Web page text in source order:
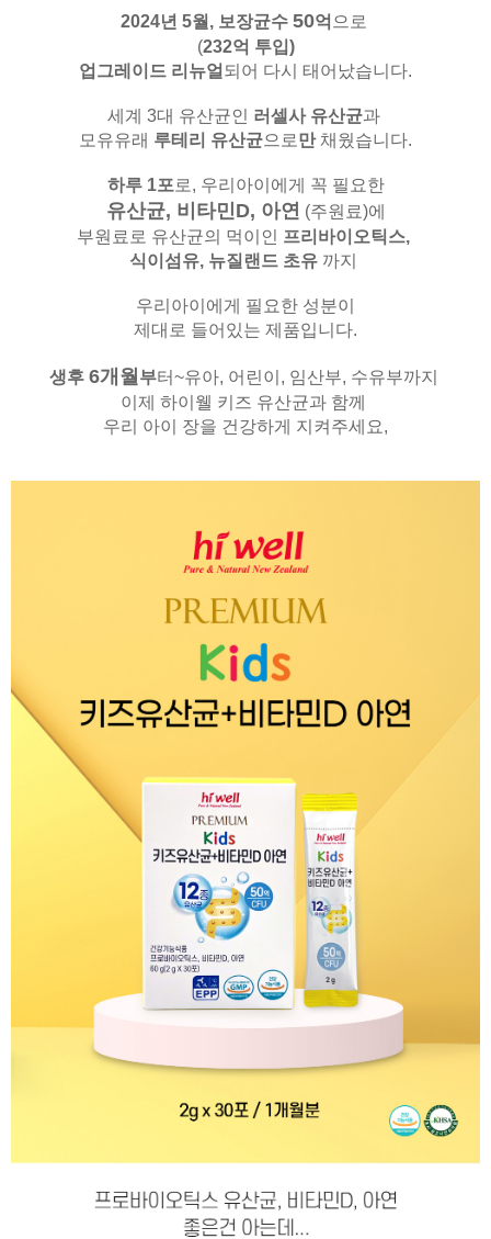
2024년 5월, 보장균수 50억 으로
(232억 투입)
업그레이드 리뉴얼 되어 다시 태어났습니다.
세계 3대 유산균인 러셀사 유산균과
모유유래 루테리 유산균으로만채웠습니다.
하루 1포 로, 우리아이에게 꼭 필요한
유산균, 비타민D, 아연 (주원료)에
부원료로 유산균의 먹이인 프리바이오틱스,
식이섬유, 뉴질랜드 초유 까지
우리아이에게 필요한 성분이
제대로 들어있는 제품입니다.
생후 6개월 부터~유아, 어린이, 임산부, 수유부까지
이제 하이웰 키즈 유산균과 함께
우리 아이 장을 건강하게 지켜주세요,